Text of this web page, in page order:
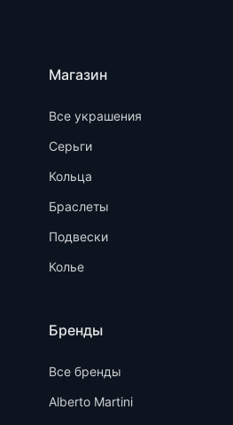
Магазин
Все украшения
Серьги
Кольца
Браслеты
Подвески
Колье
Бренды
Все бренды
Alberto Martini